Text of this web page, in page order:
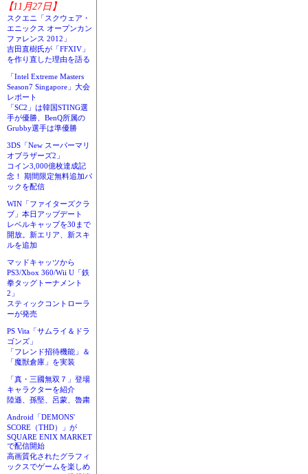
【11月27日】
スクエニ「スクウェア・
エニックス オープンカン
ファレンス 2012」
吉田直樹氏が「FFXIV」
を作り直した理由を語る
「Intel Extreme Masters
Season7 Singapore」大会
レポート
「SC2」は韓国STING選
手が優勝、BenQ所属の
Grubby選手は準優勝
3DS「New スーパーマリ
オブラザーズ2」
コイン3,000億枚達成記
念！ 期間限定無料追加パ
ックを配信
WIN「ファイターズクラ
ブ」本日アップデート
レベルキャップを30まで
開放。新エリア、新スキ
ルを追加
マッドキャッツから
PS3/Xbox 360/Wii U「鉄
拳タッグトーナメント
2」
スティックコントローラ
ーが発売
PS Vita「サムライ＆ドラ
ゴンズ」
「フレンド招待機能」＆
「魔獣倉庫」を実装
「真・三國無双７」登場
キャラクターを紹介
陸遜、孫堅、呂蒙、魯粛
Android「DEMONS'
SCORE（THD）」が
SQUARE ENIX MARKET
で配信開始
高画質化されたグラフィ
ックスでゲームを楽しめ